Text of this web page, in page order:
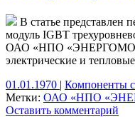
В статье представлен
модуль IGBT
ОАО «НПО
электрические и
01.01.1970 | Компоненты
Метки: ОАО «НПО
Оставить комментарий